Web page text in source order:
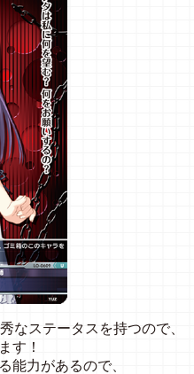
なステータスを持つので、
す！
能力があるので、